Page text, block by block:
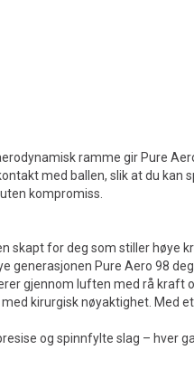
ramme gir Pure
med ballen, slik at du kan
kompromiss.
skapt for deg som stiller høye
generasjonen Pure Aero 98
gjennom luften med rå kraft
kirurgisk nøyaktighet. Med
og spinnfylte slag – hver